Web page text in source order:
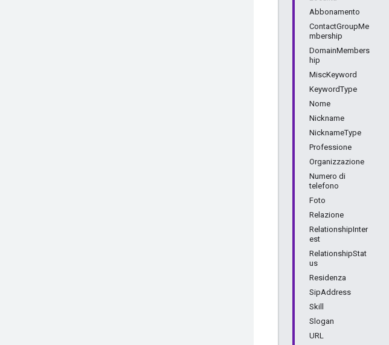
Abbonamento
ContactGroupMe
mbership
DomainMembers
hip
MiscKeyword
KeywordType
Nome
Nickname
NicknameType
Professione
Organizzazione
Numero di
telefono
Foto
Relazione
RelationshipInter
est
RelationshipStat
us
Residenza
SipAddress
Skill
Slogan
URL